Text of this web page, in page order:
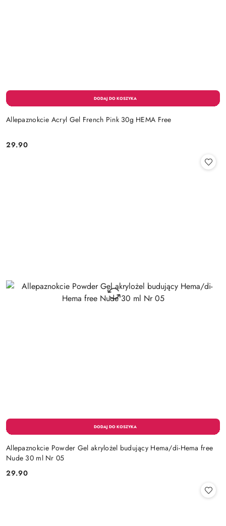
Allepaznokcie Acryl Gel French Pink 30g HEMA Free
Cena:
29.90
Allepaznokcie Powder Gel akrylożel budujący Hema/di-Hema free
Nude 30 ml Nr 05
Cena:
29.90